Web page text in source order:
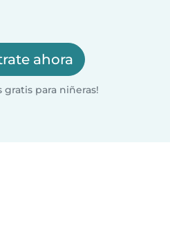
ahora
gratis para niñeras!